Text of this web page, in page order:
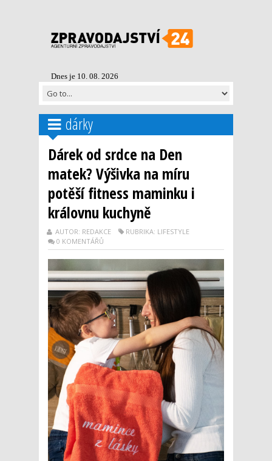
Dnes je 10. 08. 2026
dárky
Dárek od srdce na Den
matek? Výšivka na míru
potěší fitness maminku i
královnu kuchyně
AUTOR: REDAKCE
RUBRIKA: LIFESTYLE
0 KOMENTÁŘŮ